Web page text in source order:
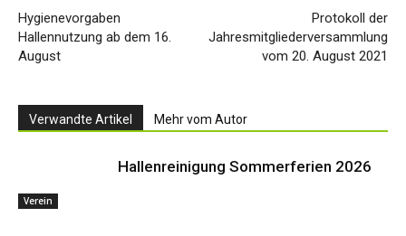
Hygienevorgaben
Hallennutzung ab dem 16.
August
Protokoll der
Jahresmitgliederversammlung
vom 20. August 2021
Verwandte Artikel Mehr vom Autor
Verein
Hallenreinigung Sommerferien 2026